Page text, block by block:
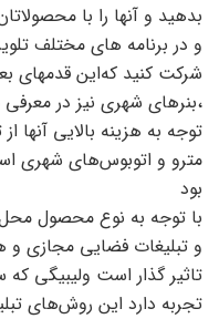
بدهید و آنها را با
و در برنامه های مختلف
شرکت کنید که‌این قدمهای
،بنرهای شهری نیز در
توجه به هزینه بالایی
مترو و اتوبوس‌های شهری
بود
با توجه به نوع محصول
و تبلیغات فضایی مجازی و
تاثیر گذار است ولیبیگی
تجربه دارد این روش‌های